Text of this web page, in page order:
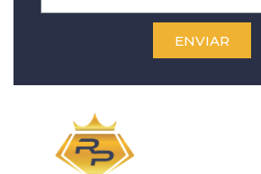
ENVIAR